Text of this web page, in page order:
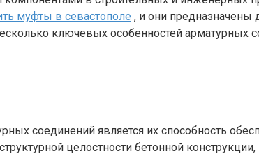
муфты в севастополе , и они предназначены
ключевых особенностей
соединений является их способность
целостности бетонной